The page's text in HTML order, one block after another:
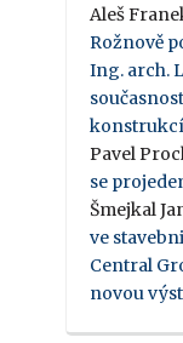
Aleš
Rožnově
Ing. arch.
Pavel
se
Šmejkal
ve
Central
novou